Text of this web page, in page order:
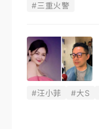
#三重火警
#汪小菲 #大S